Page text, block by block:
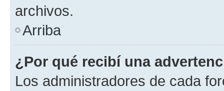
archivos.
Arriba
¿Por qué recibí una
Los administradores de cada